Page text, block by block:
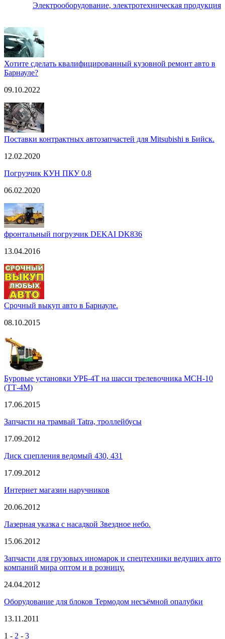
Электрооборудование, электротехническая продукция
Хотите сделать квалифицированный кузовной ремонт авто в
Барнауле?
09.10.2022
Поставки контрактных автозапчастей для Mitsubishi в Бийск.
12.02.2020
Погрузчик КУН ПКУ 0.8
06.02.2020
фронтальный погрузчик DEKAI DK836
13.04.2016
Срочный выкуп авто в Барнауле.
08.10.2015
Буровые установки УРБ-4Т на шасси трелевочника МСН-10
(ТТ-4М)
17.06.2015
Запчасти на трамвай Tatra, троллейбусы
17.09.2012
Диск сцепления ведомый 430, 431
17.09.2012
Интернет магазин наручников
20.06.2012
Лазерная указка с насадкой Звездное небо.
15.06.2012
Запчасти для грузовых иномарок и спецтехники ведущих авто
компаний мира оптом и в розницу.
24.04.2012
Оборудование для блоков Термодом несъёмной опалубки
13.11.2011
1 - 2 - 3